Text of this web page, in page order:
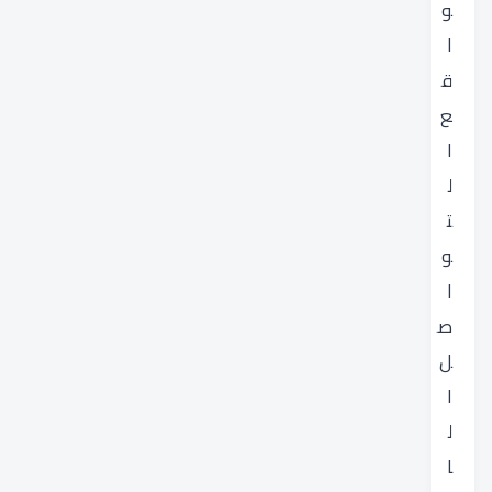
و
ا
ق
ع
ا
ل
ت
و
ا
ص
ل
ا
ل
ا